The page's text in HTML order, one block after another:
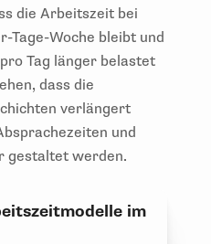
die Arbeitszeit bei
Tage-Woche bleibt und
Tag länger belastet
dass die
verlängert
und
gestaltet werden.
im